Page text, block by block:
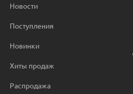
Новости
Поступления
Новинки
Хиты продаж
Распродажа